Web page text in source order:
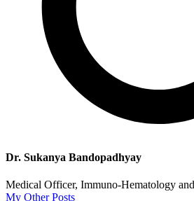
Dr. Sukanya Bandopadhyay
Medical Officer, Immuno-Hematology
My Other Posts